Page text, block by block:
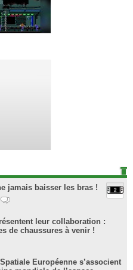
jamais baisser les bras !
leur collaboration :
de chaussures à venir !
Européenne s’associent